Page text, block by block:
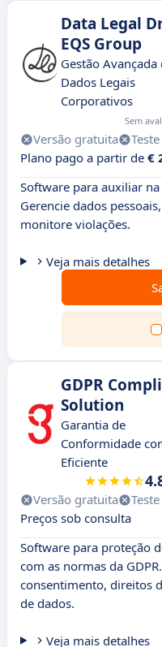
Data Legal
EQS Group
Gestão Avançada
Dados Legais
Corporativos
Sem
Versão gratuita
Plano pago a partir de €
Software para auxiliar
Gerencie dados
monitore violações.
Veja mais detalhes
GDPR
Solution
Garantia de
Conformidade
Eficiente
Versão gratuita
Preços sob consulta
Software para proteção
com as normas da
consentimento, direitos
de dados.
Veja mais detalhes